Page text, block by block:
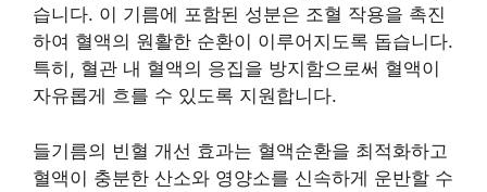
습니다. 이 기름에 포함된 성분은 조혈 작용을 촉진
하여 혈액의 원활한 순환이 이루어지도록 돕습니다.
특히, 혈관 내 혈액의 응집을 방지함으로써 혈액이
자유롭게 흐를 수 있도록 지원합니다.
들기름의 빈혈 개선 효과는 혈액순환을 최적화하고
혈액이 충분한 산소와 영양소를 신속하게 운반할 수